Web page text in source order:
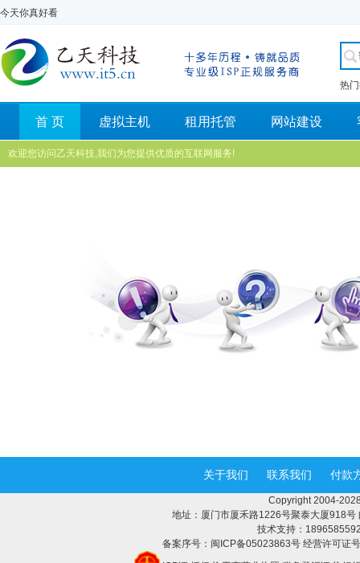
今天你真好看
热
首 页 虚拟主机 租用托管 网站建设
欢迎您访问乙天科技,我们为您提供优质的互联网服务!
关于我们 联系我们 付款
Copyright 2004-
地址：厦门市厦禾路1226号聚泰大厦918
技术支持：
备案序号：闽ICP备05023863号 经营许可证